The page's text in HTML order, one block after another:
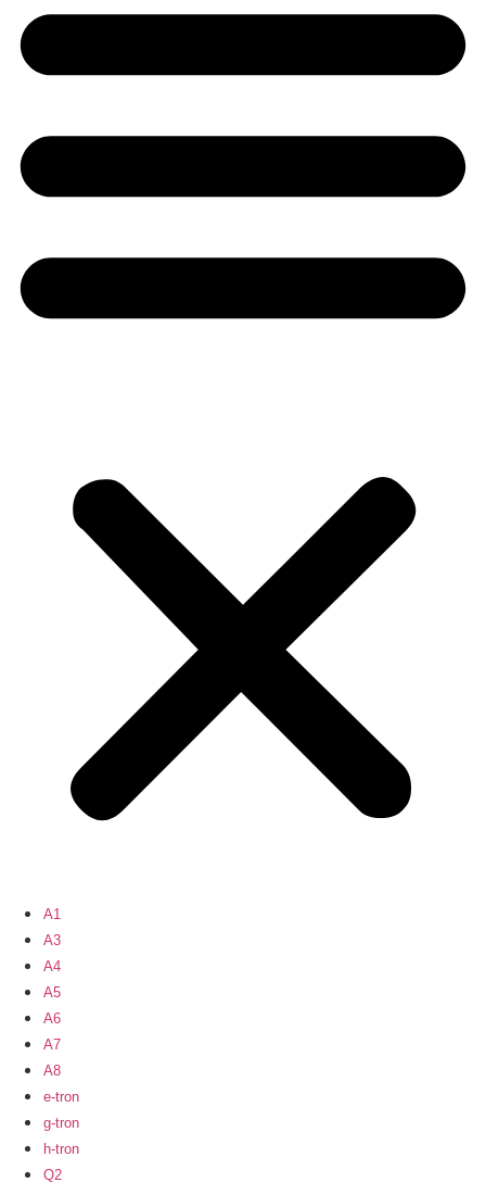
A1
A3
A4
A5
A6
A7
A8
e-tron
g-tron
h-tron
Q2